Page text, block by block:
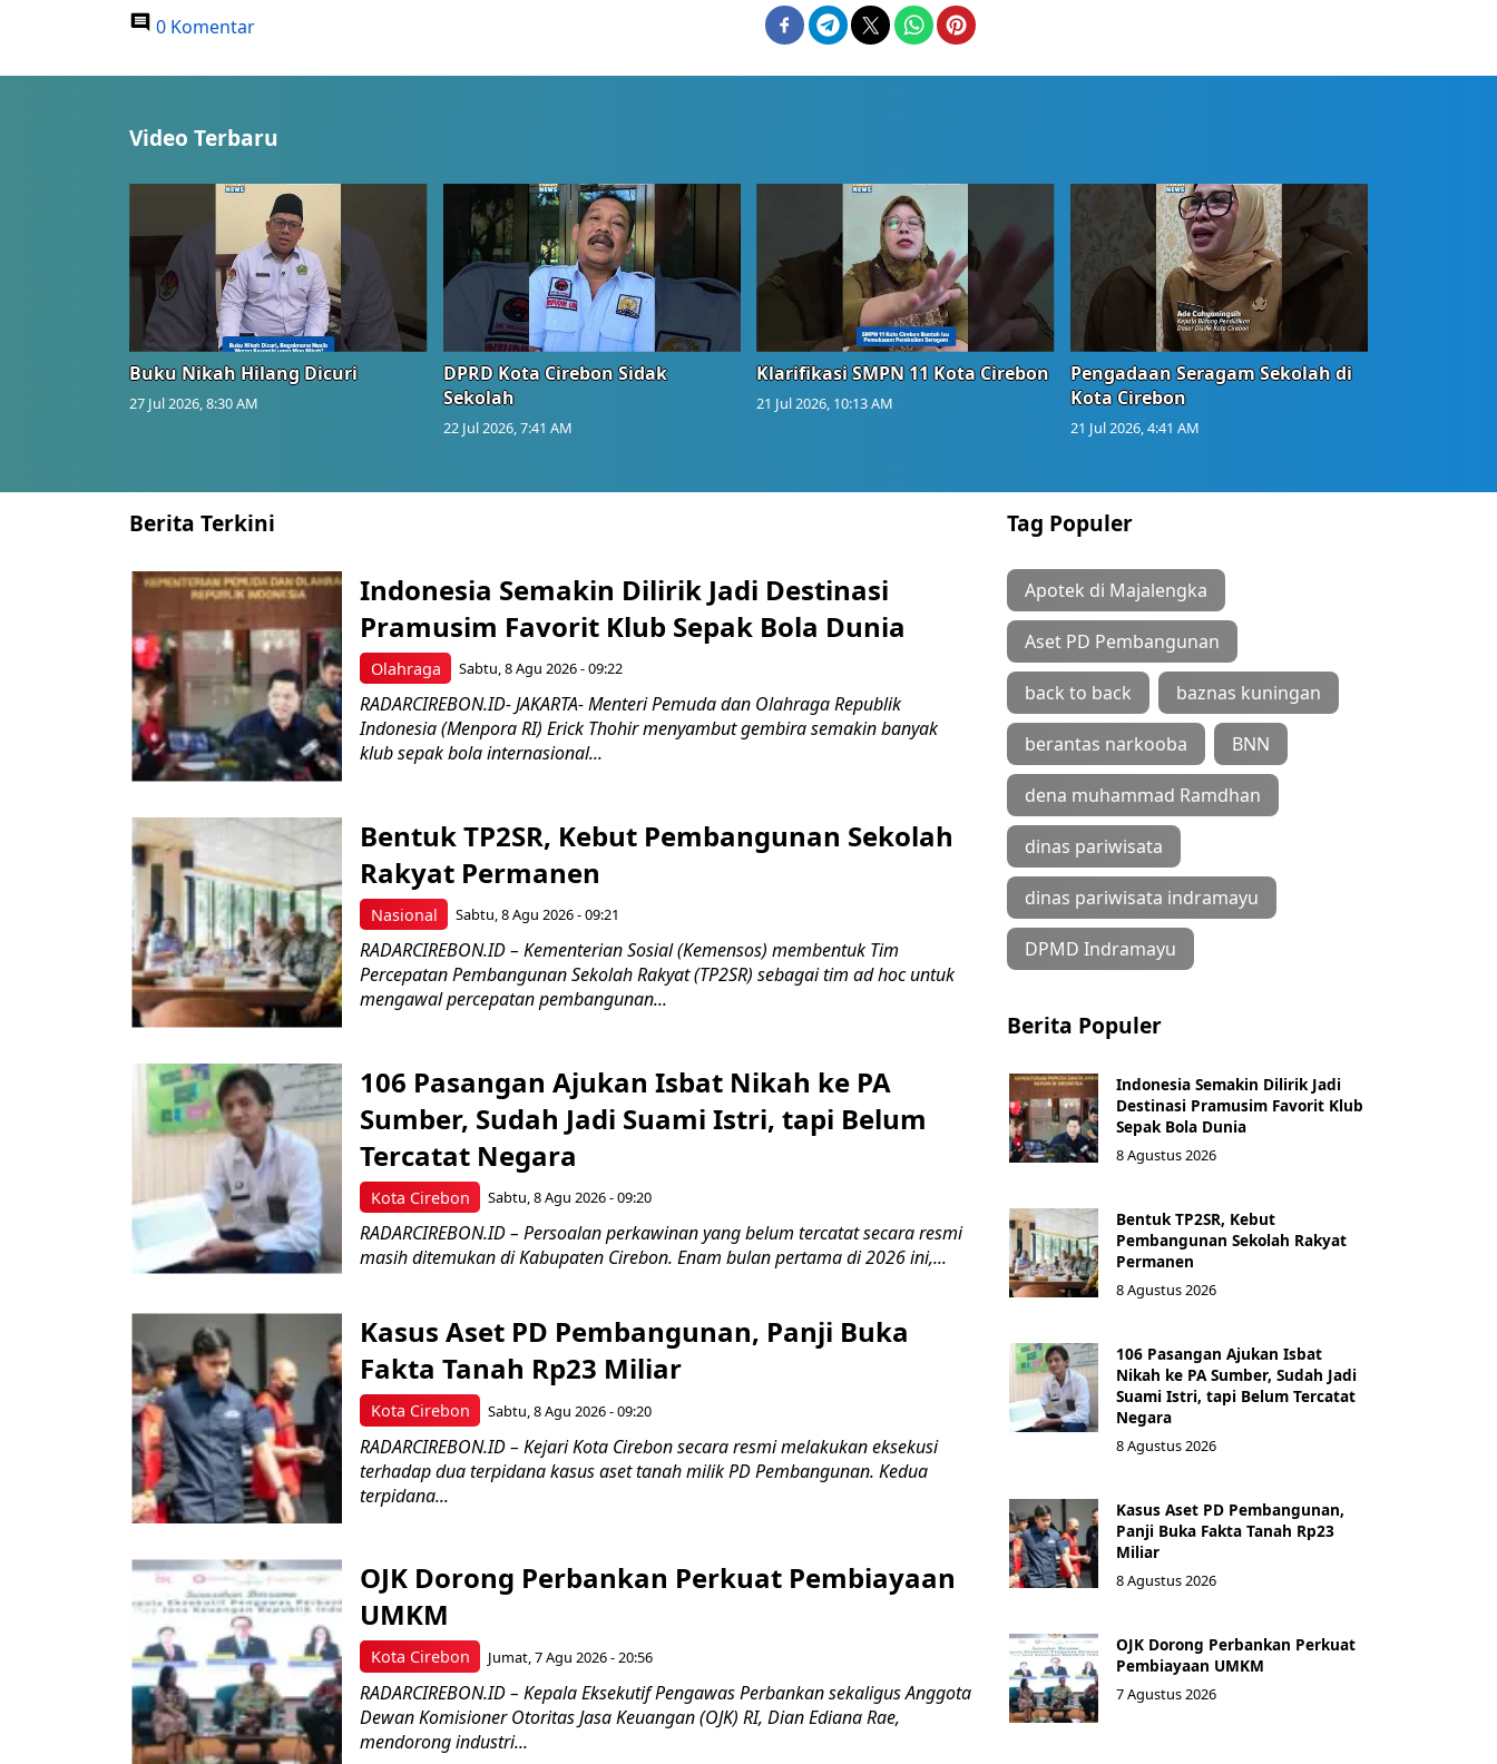
0 Komentar
Video Terbaru
Buku Nikah Hilang Dicuri
27 Jul 2026, 8:30 AM
DPRD Kota Cirebon Sidak
Sekolah
22 Jul 2026, 7:41 AM
Klarifikasi SMPN 11 Kota Cirebon
21 Jul 2026, 10:13 AM
Pengadaan Seragam Sekolah di
Kota Cirebon
21 Jul 2026, 4:41 AM
Berita Terkini
Olahraga
Indonesia Semakin Dilirik Jadi Destinasi
Pramusim Favorit Klub Sepak Bola Dunia
Sabtu, 8 Agu 2026 - 09:22
RADARCIREBON.ID- JAKARTA- Menteri Pemuda dan Olahraga Republik
Indonesia (Menpora RI) Erick Thohir menyambut gembira semakin banyak
klub sepak bola internasional...
Nasional
Bentuk TP2SR, Kebut Pembangunan Sekolah
Rakyat Permanen
Sabtu, 8 Agu 2026 - 09:21
RADARCIREBON.ID – Kementerian Sosial (Kemensos) membentuk Tim
Percepatan Pembangunan Sekolah Rakyat (TP2SR) sebagai tim ad hoc untuk
mengawal percepatan pembangunan...
Kota Cirebon
106 Pasangan Ajukan Isbat Nikah ke PA
Sumber, Sudah Jadi Suami Istri, tapi Belum
Tercatat Negara
Sabtu, 8 Agu 2026 - 09:20
RADARCIREBON.ID – Persoalan perkawinan yang belum tercatat secara resmi
masih ditemukan di Kabupaten Cirebon. Enam bulan pertama di 2026 ini,...
Kota Cirebon
Kasus Aset PD Pembangunan, Panji Buka
Fakta Tanah Rp23 Miliar
Sabtu, 8 Agu 2026 - 09:20
RADARCIREBON.ID – Kejari Kota Cirebon secara resmi melakukan eksekusi
terhadap dua terpidana kasus aset tanah milik PD Pembangunan. Kedua
terpidana...
Kota Cirebon
OJK Dorong Perbankan Perkuat Pembiayaan
UMKM
Jumat, 7 Agu 2026 - 20:56
RADARCIREBON.ID – Kepala Eksekutif Pengawas Perbankan sekaligus Anggota
Dewan Komisioner Otoritas Jasa Keuangan (OJK) RI, Dian Ediana Rae,
mendorong industri...
Tag Populer
Apotek di Majalengka
Aset PD Pembangunan
back to back baznas kuningan
berantas narkooba BNN
dena muhammad Ramdhan
dinas pariwisata
dinas pariwisata indramayu
DPMD Indramayu
Berita Populer
Indonesia Semakin Dilirik Jadi
Destinasi Pramusim Favorit Klub
Sepak Bola Dunia
8 Agustus 2026
Bentuk TP2SR, Kebut
Pembangunan Sekolah Rakyat
Permanen
8 Agustus 2026
106 Pasangan Ajukan Isbat
Nikah ke PA Sumber, Sudah Jadi
Suami Istri, tapi Belum Tercatat
Negara
8 Agustus 2026
Kasus Aset PD Pembangunan,
Panji Buka Fakta Tanah Rp23
Miliar
8 Agustus 2026
OJK Dorong Perbankan Perkuat
Pembiayaan UMKM
7 Agustus 2026